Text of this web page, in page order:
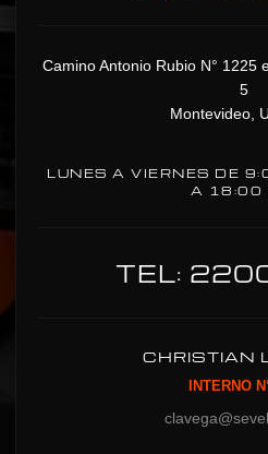
Camino Antonio Rubio N° 1225
5
Montevideo,
LUNES A VIERNES DE
A 18:00
TEL:
CHRISTIAN
INTERNO